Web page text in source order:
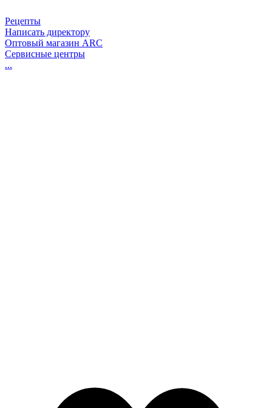
Рецепты
Написать директору
Оптовый магазин ARC
Сервисные центры
...